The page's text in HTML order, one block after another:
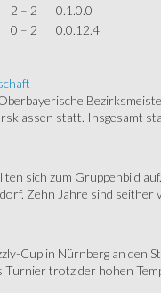
2 – 2
0.1.0.0
0 – 2 0.0.12.4
statt. Insgesamt
sich zum Gruppenbild
Zehn Jahre sind seither
Cup in Nürnberg an den
trotz der hohen